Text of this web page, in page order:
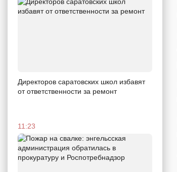
Директоров саратовских школ избавят
от ответственности за ремонт
11:23